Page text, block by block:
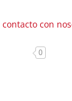
contacto con
0